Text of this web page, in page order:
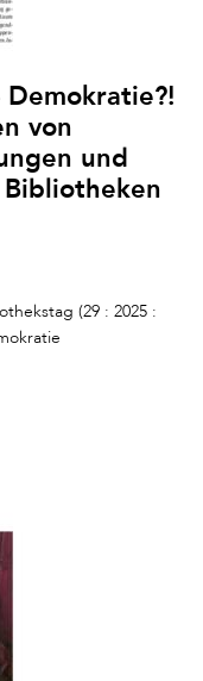
von
und
(29 : 2025 :